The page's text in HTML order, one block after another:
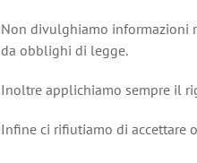
Non divulghiamo informazioni
da obblighi di legge.
Inoltre applichiamo sempre il
Infine ci rifiutiamo di accettare